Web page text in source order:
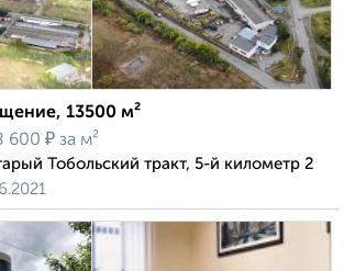
13500 м²
600 ₽ за м²
Тобольский тракт, 5-й километр 2